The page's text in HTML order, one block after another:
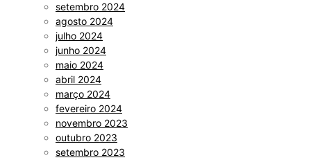
setembro 2024
agosto 2024
julho 2024
junho 2024
maio 2024
abril 2024
março 2024
fevereiro 2024
novembro 2023
outubro 2023
setembro 2023